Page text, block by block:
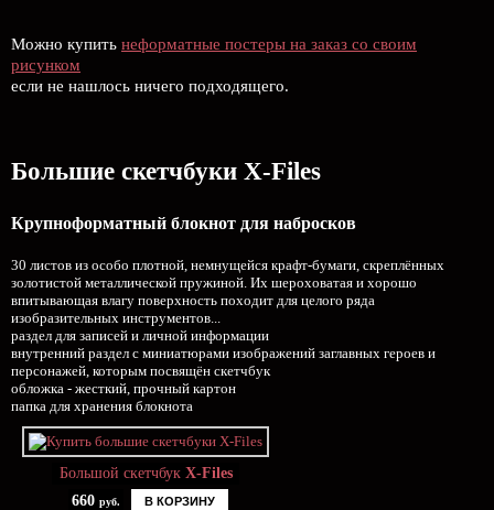
Можно купить неформатные постеры на заказ со своим
рисунком
если не нашлось ничего подходящего.
Большие скетчбуки X-Files
Крупноформатный блокнот для набросков
30 листов из особо плотной, немнущейся крафт-бумаги, скреплённых
золотистой металлической пружиной. Их шероховатая и хорошо
впитывающая влагу поверхность походит для целого ряда
изобразительных инструментов...
раздел для записей и личной информации
внутренний раздел с миниатюрами изображений заглавных героев и
персонажей, которым посвящён скетчбук
обложка - жесткий, прочный картон
папка для хранения блокнота
Большой скетчбук X-Files
660 руб. В КОРЗИНУ